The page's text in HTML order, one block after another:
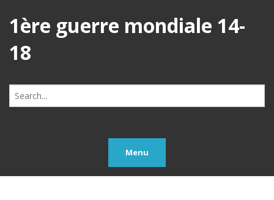
1ère guerre mondiale 14-
18
Search
for:
Menu